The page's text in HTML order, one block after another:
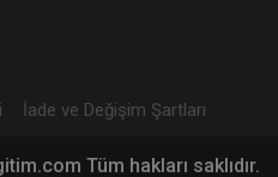
İade ve Değişim Şartları
Tüm hakları saklıdır.